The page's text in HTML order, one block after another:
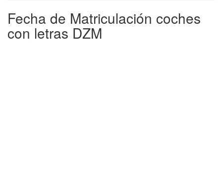
Fecha de Matriculación coches
con letras DZM